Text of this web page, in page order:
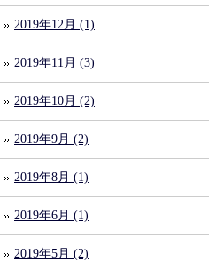
2019年12月 (1)
2019年11月 (3)
2019年10月 (2)
2019年9月 (2)
2019年8月 (1)
2019年6月 (1)
2019年5月 (2)